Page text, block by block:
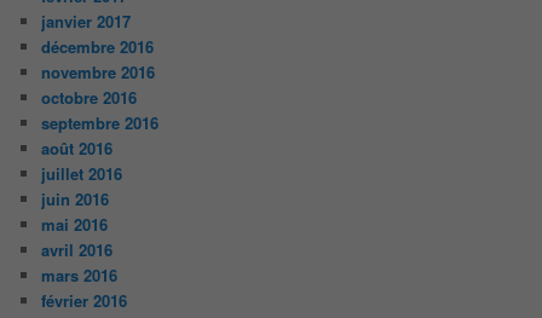
janvier 2017
décembre 2016
novembre 2016
octobre 2016
septembre 2016
août 2016
juillet 2016
juin 2016
mai 2016
avril 2016
mars 2016
février 2016